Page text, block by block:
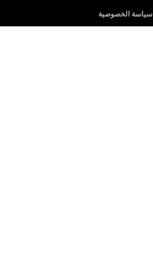
سياسة الخصوصية